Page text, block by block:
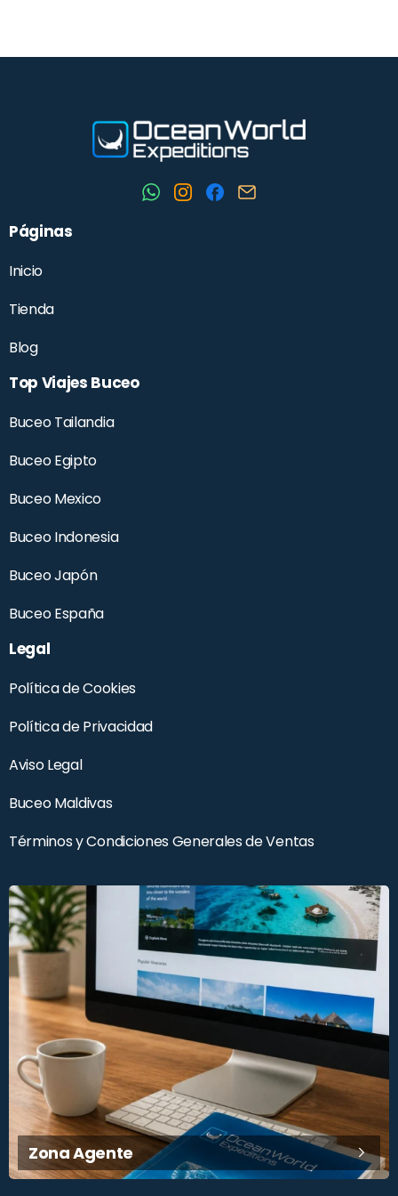
Páginas
Inicio
Tienda
Blog
Top Viajes Buceo
Buceo Tailandia
Buceo Egipto
Buceo Mexico
Buceo Indonesia
Buceo Japón
Buceo España
Legal
Política de Cookies
Política de Privacidad
Aviso Legal
Buceo Maldivas
Términos y Condiciones Generales de Ventas
Zona Agente
Asunto
Mensaje
E-Mail
Instagram